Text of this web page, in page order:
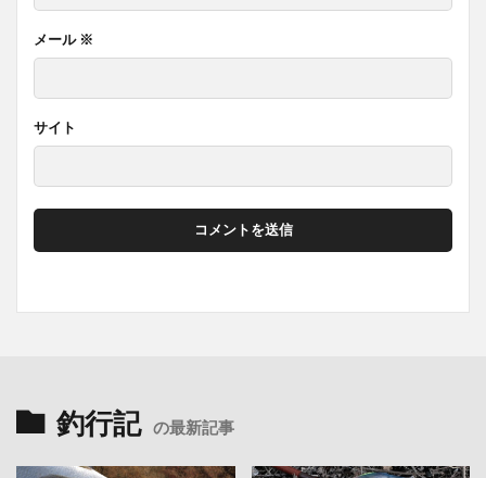
メール ※
サイト
釣行記 の最新記事